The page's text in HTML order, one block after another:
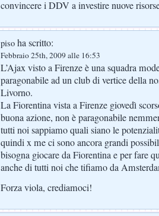
convincere i DDV a investire nuove
piso ha scritto:
Febbraio 25th, 2009 alle 16:53
L’Ajax visto a Firenze è una squadra
paragonabile ad un club di vertice della
Livorno.
La Fiorentina vista a Firenze giovedì
buona azione, non è paragonabile
tutti noi sappiamo quali siano le
quindi x me ci sono ancora grandi
bisogna giocare da Fiorentina e per fare
anche di tutti noi che tifiamo da
Forza viola, crediamoci!